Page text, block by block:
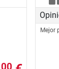
Mejor